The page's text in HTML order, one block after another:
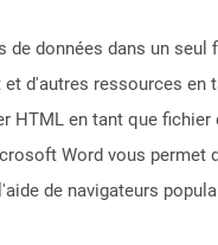
données dans un seul
d'autres ressources en
HTML en tant que
Word vous permet
de navigateurs